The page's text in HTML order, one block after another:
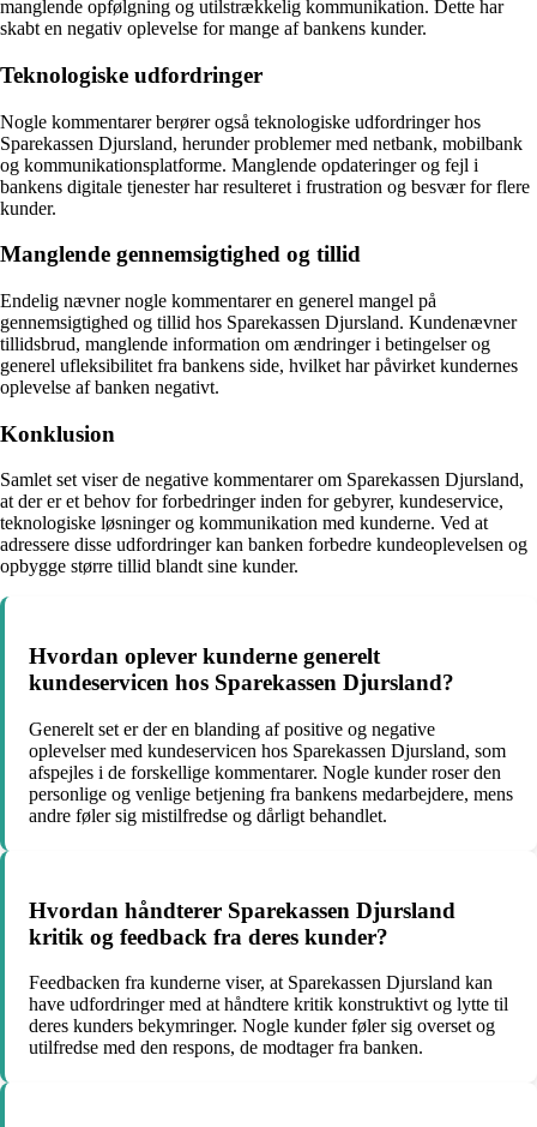
manglende opfølgning og utilstrækkelig kommunikation. Dette har
skabt en negativ oplevelse for mange af bankens kunder.
Teknologiske udfordringer
Nogle kommentarer berører også teknologiske udfordringer hos
Sparekassen Djursland, herunder problemer med netbank, mobilbank
og kommunikationsplatforme. Manglende opdateringer og fejl i
bankens digitale tjenester har resulteret i frustration og besvær for flere
kunder.
Manglende gennemsigtighed og tillid
Endelig nævner nogle kommentarer en generel mangel på
gennemsigtighed og tillid hos Sparekassen Djursland. Kundenævner
tillidsbrud, manglende information om ændringer i betingelser og
generel ufleksibilitet fra bankens side, hvilket har påvirket kundernes
oplevelse af banken negativt.
Konklusion
Samlet set viser de negative kommentarer om Sparekassen Djursland,
at der er et behov for forbedringer inden for gebyrer, kundeservice,
teknologiske løsninger og kommunikation med kunderne. Ved at
adressere disse udfordringer kan banken forbedre kundeoplevelsen og
opbygge større tillid blandt sine kunder.
Hvordan oplever kunderne generelt
kundeservicen hos Sparekassen Djursland?
Generelt set er der en blanding af positive og negative
oplevelser med kundeservicen hos Sparekassen Djursland, som
afspejles i de forskellige kommentarer. Nogle kunder roser den
personlige og venlige betjening fra bankens medarbejdere, mens
andre føler sig mistilfredse og dårligt behandlet.
Hvordan håndterer Sparekassen Djursland
kritik og feedback fra deres kunder?
Feedbacken fra kunderne viser, at Sparekassen Djursland kan
have udfordringer med at håndtere kritik konstruktivt og lytte til
deres kunders bekymringer. Nogle kunder føler sig overset og
utilfredse med den respons, de modtager fra banken.